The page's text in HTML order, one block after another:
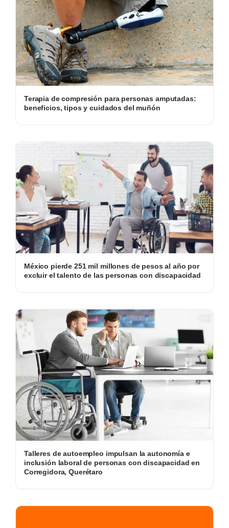
Terapia de compresión para personas amputadas:
beneficios, tipos y cuidados del muñón
México pierde 251 mil millones de pesos al año por
excluir el talento de las personas con discapacidad
Talleres de autoempleo impulsan la autonomía e
inclusión laboral de personas con discapacidad en
Corregidora, Querétaro